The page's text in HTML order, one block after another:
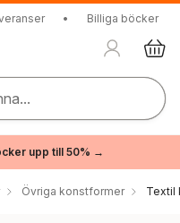
• Billiga böcker
upp till 50% →
Övriga konstformer Textil